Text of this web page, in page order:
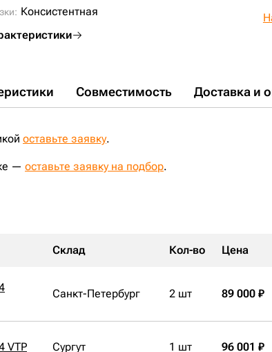
Консистентная
Совместимость Доставка и
оставьте заявку.
— оставьте заявку на подбор.
Склад Кол-во Цена
Санкт-Петербург 2 шт 89 000 ₽
VTP Сургут 1 шт 96 001 ₽